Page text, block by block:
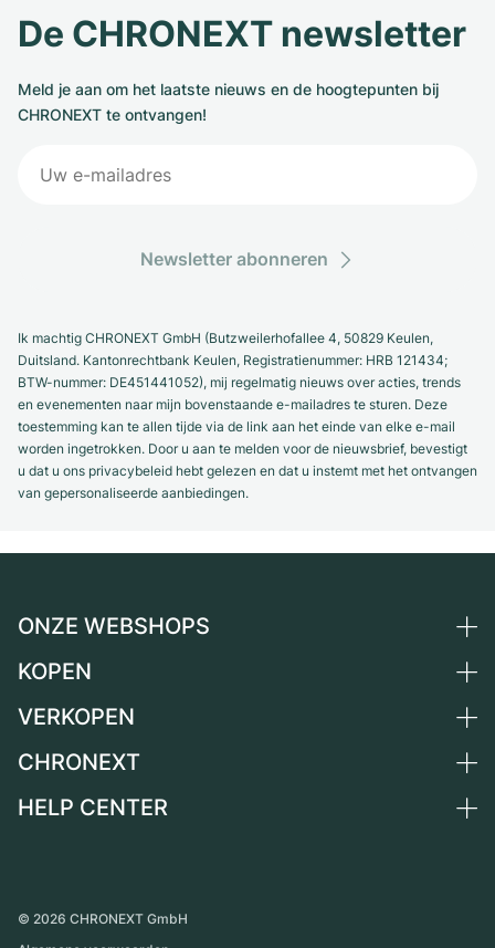
De CHRONEXT newsletter
Meld je aan om het laatste nieuws en de hoogtepunten bij
CHRONEXT te ontvangen!
Newsletter abonneren
Ik machtig CHRONEXT GmbH (Butzweilerhofallee 4, 50829 Keulen,
Duitsland. Kantonrechtbank Keulen, Registratienummer: HRB 121434;
BTW-nummer: DE451441052), mij regelmatig nieuws over acties, trends
en evenementen naar mijn bovenstaande e-mailadres te sturen. Deze
toestemming kan te allen tijde via de link aan het einde van elke e-mail
worden ingetrokken. Door u aan te melden voor de nieuwsbrief, bevestigt
u dat u ons privacybeleid hebt gelezen en dat u instemt met het ontvangen
van gepersonaliseerde aanbiedingen.
ONZE WEBSHOPS
Duitsland
Zwitserland
Frankrijk
KOPEN
Alle luxe horloges
Independent Brands
VERKOPEN
Horloge verkopen
CHRONEXT
Over ons
Partner
HELP CENTER
Horloge persoonlijk afhalen
© 2026 CHRONEXT GmbH